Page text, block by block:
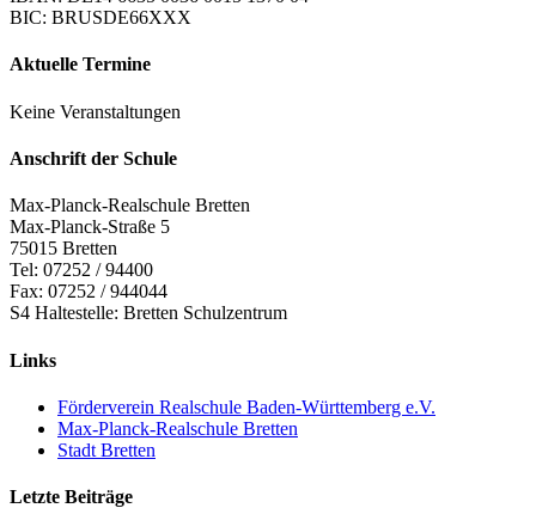
BIC: BRUSDE66XXX
Aktuelle Termine
Keine Veranstaltungen
Anschrift der Schule
Max-Planck-Realschule Bretten
Max-Planck-Straße 5
75015 Bretten
Tel: 07252 / 94400
Fax: 07252 / 944044
S4 Haltestelle: Bretten Schulzentrum
Links
Förderverein Realschule Baden-Württemberg e.V.
Max-Planck-Realschule Bretten
Stadt Bretten
Letzte Beiträge